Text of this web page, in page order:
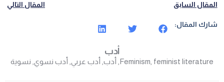
المقال السابق المقال التالي
شارك المقال:
أدب
Feminism feminist literature أدب أدب عربي أدب نسوي نسوية